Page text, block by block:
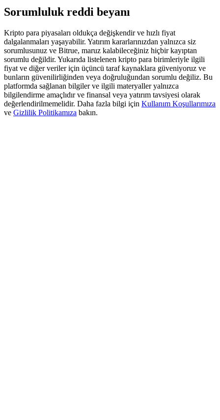
Deposit CASHCAT & Win
Share 500000 CASHCAT prize pool
Exclusive for BitMart Users
Register & Trade to Win 500,000 USDT
Sorumluluk reddi beyanı
Kripto para piyasaları oldukça değişkendir ve hızlı fiyat
dalgalanmaları yaşayabilir. Yatırım kararlarınızdan yalnızca siz
sorumlusunuz ve Bitrue, maruz kalabileceğiniz hiçbir kayıptan
sorumlu değildir. Yukarıda listelenen kripto para birimleriyle ilgili
fiyat ve diğer veriler için üçüncü taraf kaynaklara güveniyoruz ve
bunların güvenilirliğinden veya doğruluğundan sorumlu değiliz. Bu
platformda sağlanan bilgiler ve ilgili materyaller yalnızca
bilgilendirme amaçlıdır ve finansal veya yatırım tavsiyesi olarak
değerlendirilmemelidir. Daha fazla bilgi için Kullanım Koşullarımıza
ve Gizlilik Politikamıza bakın.